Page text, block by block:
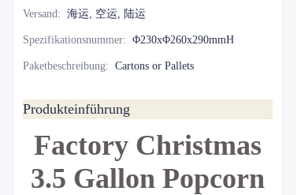
Versand: 海运, 空运, 陆运
Spezifikationsnummer: Φ230xΦ260x290mmH
Paketbeschreibung: Cartons or Pallets
Produkteinführung
Factory Christmas
3.5 Gallon Popcorn